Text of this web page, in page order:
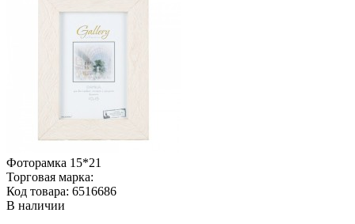
Фоторамка 15*21
Торговая марка:
Код товара: 6516686
В наличии